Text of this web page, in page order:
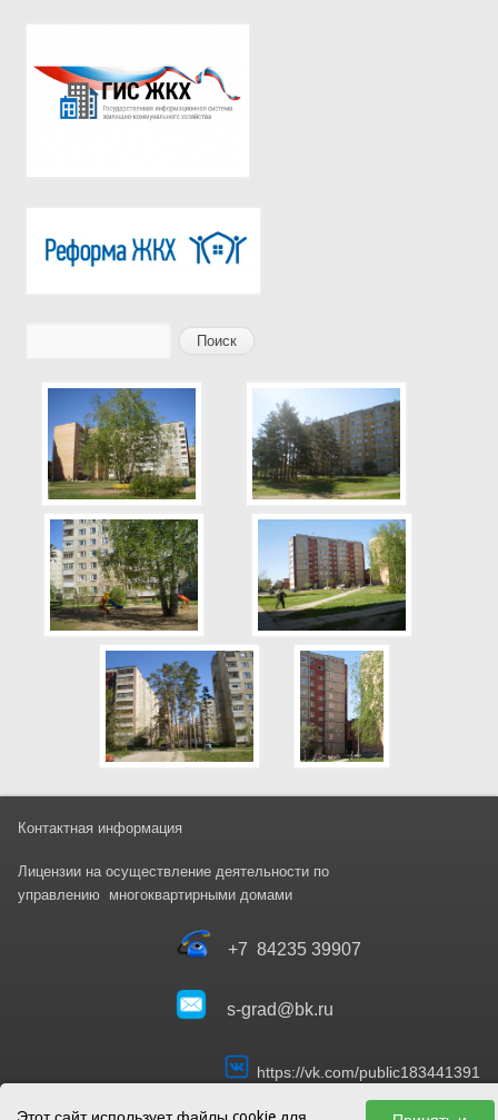
Форма поиска
Контактная информация
Лицензии на осуществление деятельности по
управлению многоквартирными домами
+7 84235 39907
s-grad@bk.ru
https://vk.com/public183441391